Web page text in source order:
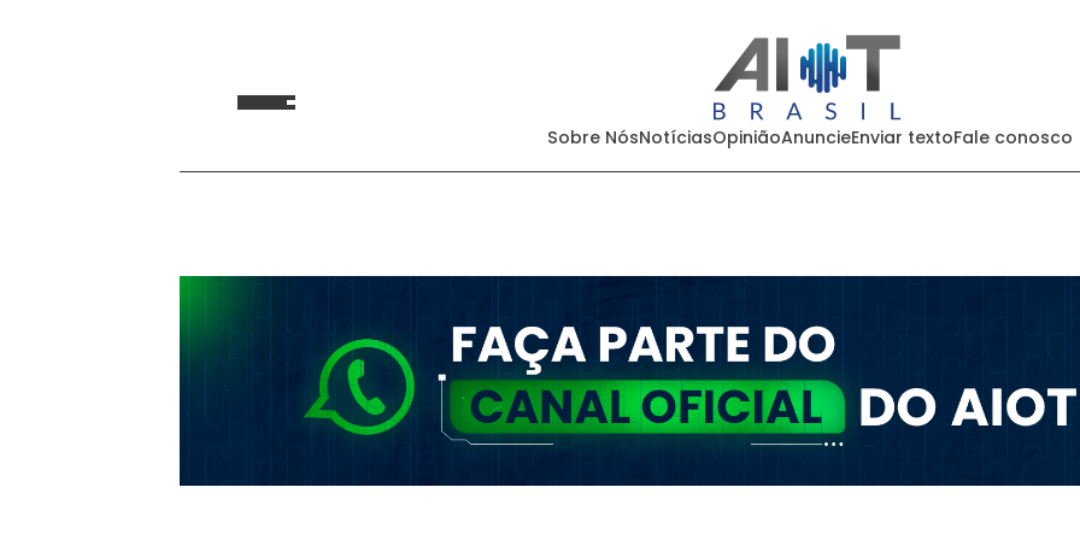
Sobre NósNotíciasOpiniãoAnuncieEnviar textoFale conosco